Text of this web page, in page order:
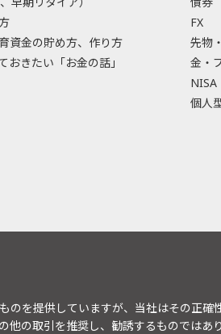
資金の貯め方、作り方
おきたい「お金の話」
FX
先物
金・
NISA
個人
を提供していますが、当社はその正
の取引を推奨し、勧誘するものではあ